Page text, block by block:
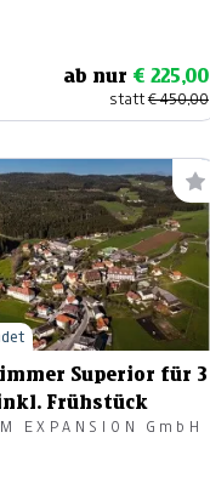
ab nur € 225,00
statt€ 450,00
Superior für 3
Frühstück
EXPANSION GmbH